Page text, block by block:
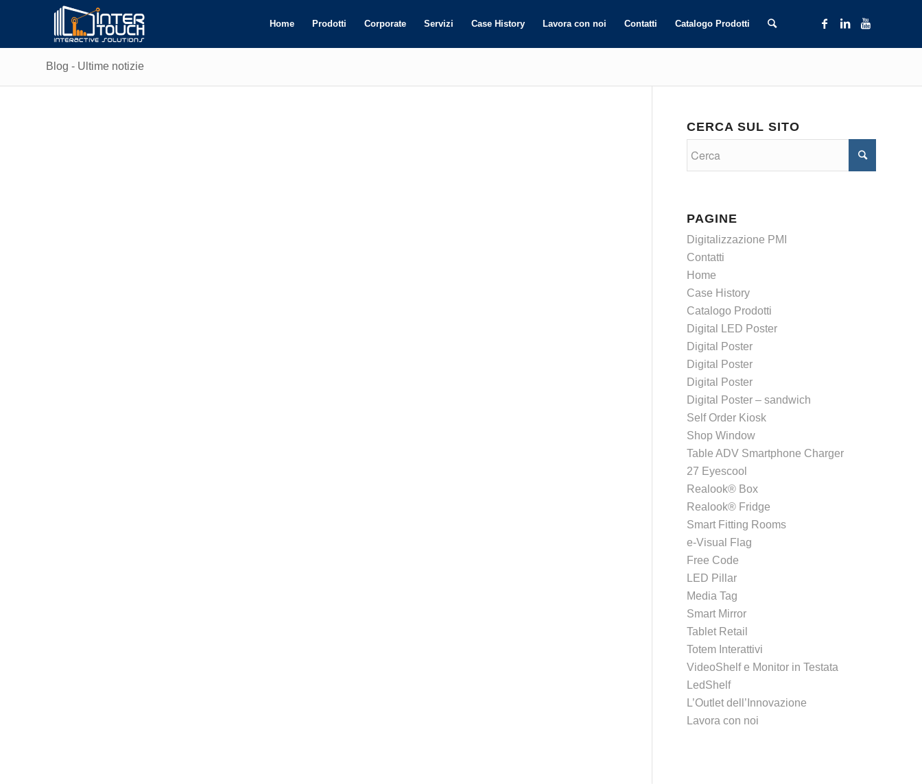
Home Prodotti Corporate Servizi Case History Lavora con noi Contatti Catalogo Prodotti
Blog - Ultime notizie
CERCA SUL SITO
PAGINE
Digitalizzazione PMI
Contatti
Home
Case History
Catalogo Prodotti
Digital LED Poster
Digital Poster
Digital Poster
Digital Poster
Digital Poster – sandwich
Self Order Kiosk
Shop Window
Table ADV Smartphone Charger
27 Eyescool
Realook® Box
Realook® Fridge
Smart Fitting Rooms
e-Visual Flag
Free Code
LED Pillar
Media Tag
Smart Mirror
Tablet Retail
Totem Interattivi
VideoShelf e Monitor in Testata
LedShelf
L’Outlet dell’Innovazione
Lavora con noi